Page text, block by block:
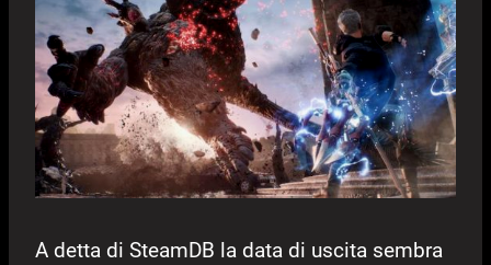
A detta di SteamDB la data di uscita sembra